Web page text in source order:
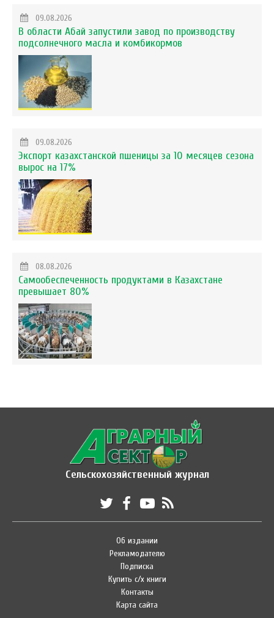
09.08.2026
В области Абай запустили завод по производству
подсолнечного масла и комбикормов
09.08.2026
Экспорт казахстанской пшеницы за 10 месяцев сезона
вырос на 17%
08.08.2026
Самообеспеченность продуктами в Казахстане
превышает 80%
Сельскохозяйственный журнал
Об издании
Рекламодателю
Подписка
Купить с/х книги
Контакты
Карта сайта